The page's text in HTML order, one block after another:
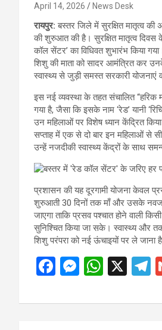
April 14, 2026 News Desk
रायपुर:बस्तर जिले में सुरक्षित मातृत्व
की शुरुआत की है। सुरक्षित मातृत्व दिवस
कॉल सेंटर’ का विधिवत शुभारंभ किया
शिशु की माता को सादर आमंत्रित कर
स्वास्थ्य से जुड़ी समस्त सरकारी
इस नई व्यवस्था के तहत संचालित “हरिक
गया है, जैसा कि इसके नाम ‘रेड’ यानी
उन महिलाओं पर विशेष ध्यान केंद्रित
सप्ताह में एक से दो बार इन महिलाओं से
उन्हें नजदीकी स्वास्थ्य केंद्रों के साथ
प्रशासन की यह दूरगामी योजना केवल
शुरुआती 30 दिनों तक माँ और उसके
जाएगा ताकि प्रसव पश्चात होने वाली
सुनिश्चित किया जा सके। स्वास्थ्य और
शिशु परंपरा को नई ऊंचाइयों पर ले जाना
F
ce
M
se
W
at
X
T
e